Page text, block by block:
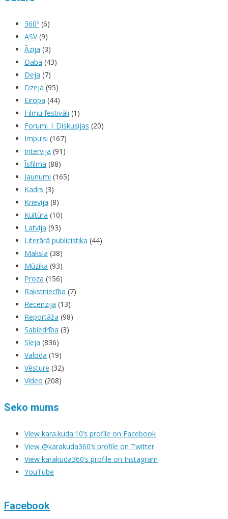
360º (6)
ASV(9)
Āzija (3)
Daba (43)
Deja (7)
Dzeja (95)
Eiropa (44)
Filmu festivāli (1)
Forumi | Diskusijas (20)
Impulsi (167)
Intervija (91)
Īsfilma (88)
Jaunumi (165)
Kadrs (3)
Krievija (8)
Kultūra (10)
Latvija (93)
Literārā publicistika (44)
Māksla (38)
Mūzika (93)
Proza (156)
Rakstniecība (7)
Recenzija (13)
Reportāža (98)
Sabiedrība (3)
Sleja (836)
Valoda (19)
Vēsture (32)
Video (208)
Seko mums
View kara.kuda.10’s profile on Facebook
View @karakuda360’s profile on Twitter
View karakuda360’s profile on Instagram
YouTube
Facebook